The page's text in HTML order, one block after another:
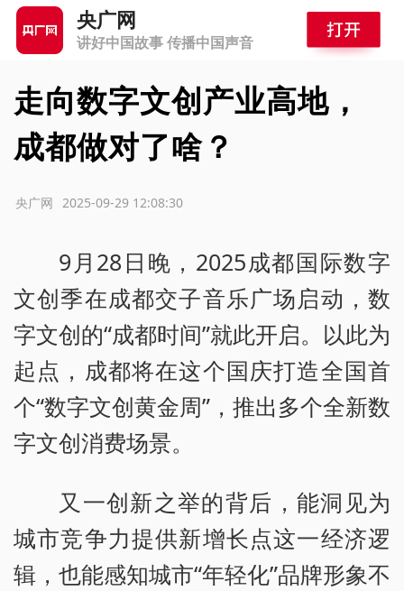
央广网
讲好中国故事 传播中国声音
走向数字文创产业高地，
成都做对了啥？
2025-09-29 12:08:30
央广网
9月28日晚，2025成都国际数字
文创季在成都交子音乐广场启动，数
字文创的“成都时间”就此开启。以此为
起点，成都将在这个国庆打造全国首
个“数字文创黄金周”，推出多个全新数
字文创消费场景。
又一创新之举的背后，能洞见为
城市竞争力提供新增长点这一经济逻
辑，也能感知城市“年轻化”品牌形象不